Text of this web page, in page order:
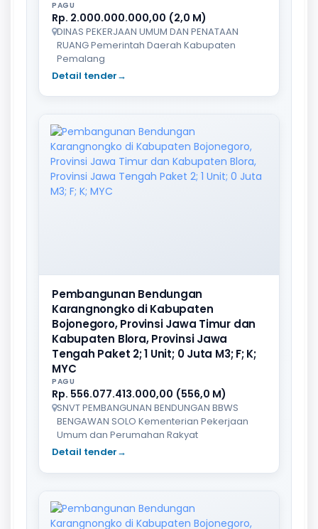
PAGU
Rp. 2.000.000.000,00 (2,0 M)
DINAS PEKERJAAN UMUM DAN PENATAAN
RUANG Pemerintah Daerah Kabupaten
Pemalang
Detail tender→
Pembangunan Bendungan
Karangnongko di Kabupaten
Bojonegoro, Provinsi Jawa Timur dan
Kabupaten Blora, Provinsi Jawa
Tengah Paket 2; 1 Unit; 0 Juta M3; F; K;
MYC
PAGU
Rp. 556.077.413.000,00 (556,0 M)
SNVT PEMBANGUNAN BENDUNGAN BBWS
BENGAWAN SOLO Kementerian Pekerjaan
Umum dan Perumahan Rakyat
Detail tender→